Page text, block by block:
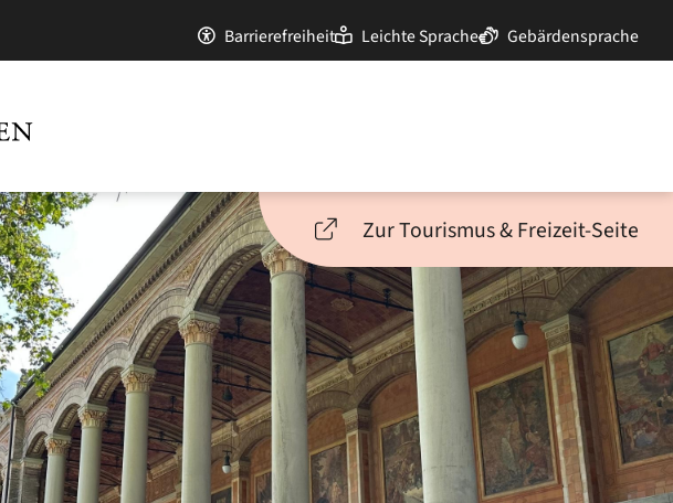
Barrierefreiheit Leichte Sprache Gebärdensprache
Zur Tourismus & Freizeit-Seite